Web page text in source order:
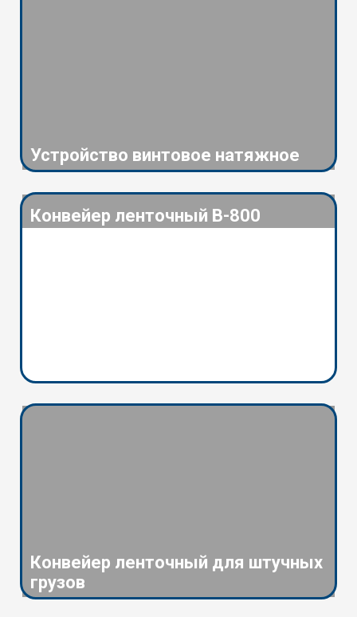
Устройство винтовое натяжное
Конвейер ленточный В-800
Конвейер ленточный для штучных
грузов